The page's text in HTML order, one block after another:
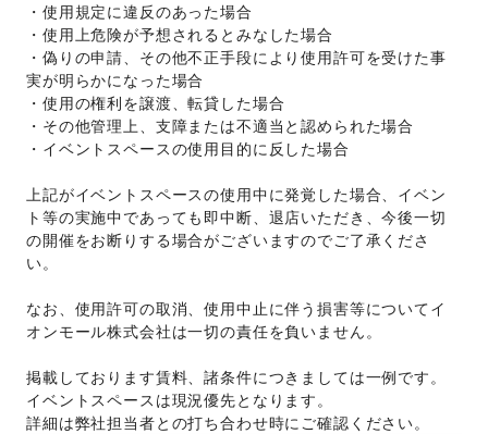
・使用規定に違反のあった場合
・使用上危険が予想されるとみなした場合
・偽りの申請、その他不正手段により使用許可を受けた事
実が明らかになった場合
・使用の権利を譲渡、転貸した場合
・その他管理上、支障または不適当と認められた場合
・イベントスペースの使用目的に反した場合
上記がイベントスペースの使用中に発覚した場合、イベン
ト等の実施中であっても即中断、退店いただき、今後一切
の開催をお断りする場合がございますのでご了承くださ
い。
なお、使用許可の取消、使用中止に伴う損害等についてイ
オンモール株式会社は一切の責任を負いません。
掲載しております賃料、諸条件につきましては一例です。
イベントスペースは現況優先となります。
詳細は弊社担当者との打ち合わせ時にご確認ください。